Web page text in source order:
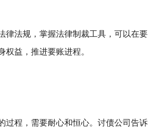
法规，掌握法律制裁工具，可以在要
权益，推进要账进程。
程，需要耐心和恒心。讨债公司告诉